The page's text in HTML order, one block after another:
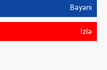
Bəyəni
İzlə